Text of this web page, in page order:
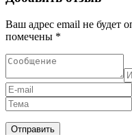
Ваш адрес email не будет
помечены *